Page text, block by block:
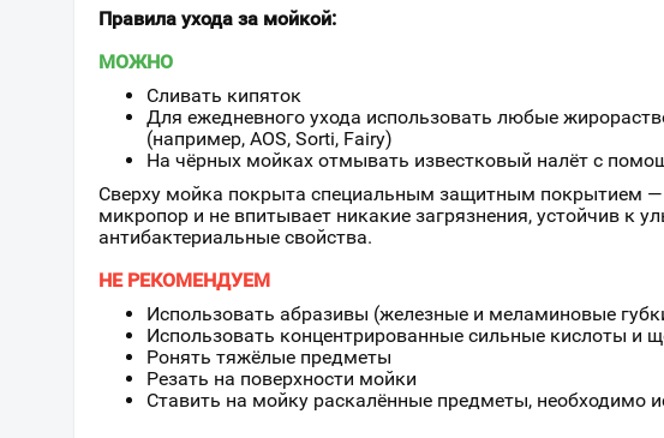
Правила ухода за мойкой:
МОЖНО
Cливать кипяток
Для ежедневного ухода использовать любые
(например, AOS, Sorti, Fairy)
На чёрных мойках отмывать известковый налёт с
Сверху мойка покрыта специальным защитным покрытием —
микропор и не впитывает никакие загрязнения, устойчив к
антибактериальные свойства.
НЕ РЕКОМЕНДУЕМ
Использовать абразивы (железные и меламиновые
Использовать концентрированные сильные кислоты и
Ронять тяжёлые предметы
Резать на поверхности мойки
Ставить на мойку раскалённые предметы, необходимо